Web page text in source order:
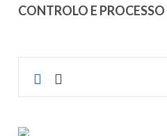
CONTROLO E